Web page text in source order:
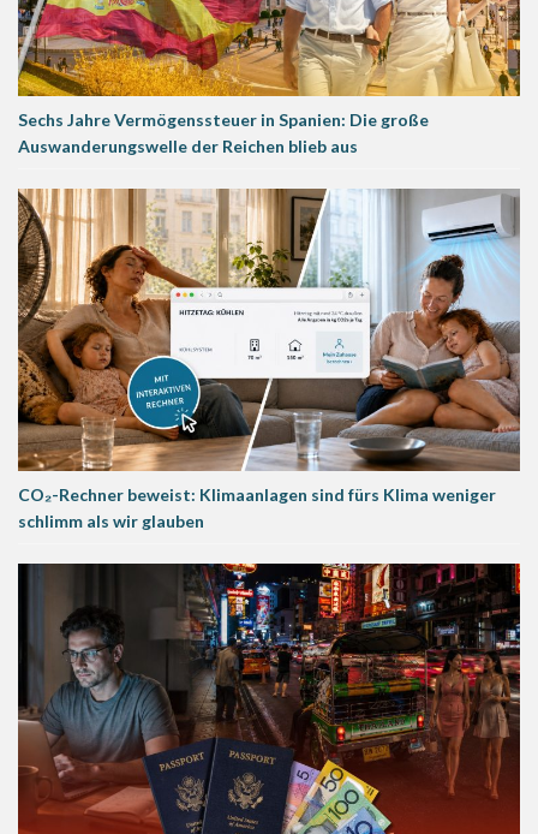
Sechs Jahre Vermögenssteuer in Spanien: Die große
Auswanderungswelle der Reichen blieb aus
CO₂-Rechner beweist: Klimaanlagen sind fürs Klima weniger
schlimm als wir glauben